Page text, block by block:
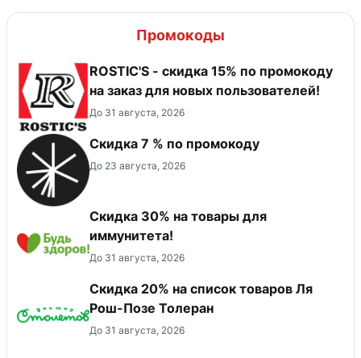
Промокоды
ROSTIC'S - скидка 15% по промокоду
на заказ для новых пользователей!
До 31 августа, 2026
Скидка 7 % по промокоду
До 23 августа, 2026
Скидка 30% на товары для
иммунитета!
До 31 августа, 2026
Скидка 20% на список товаров Ля
Рош-Позе Толеран
До 31 августа, 2026